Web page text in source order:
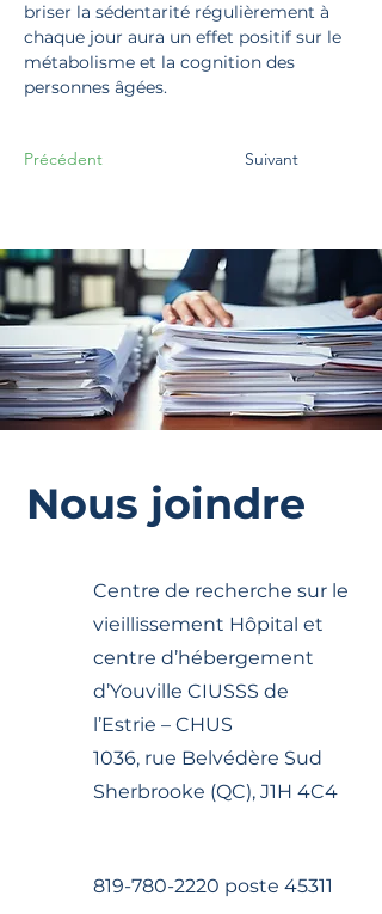
briser la sédentarité régulièrement à
chaque jour aura un effet positif sur le
métabolisme et la cognition des
personnes âgées.
Précédent Suivant
Nous joindre
Centre de recherche sur le
vieillissement Hôpital et
centre d’hébergement
d’Youville CIUSSS de
l’Estrie – CHUS
1036, rue Belvédère Sud
Sherbrooke (QC), J1H 4C4
819-780-2220 poste 45311